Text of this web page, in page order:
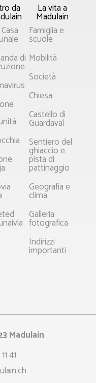
da
di
La vita a
Madulain
Famiglia e
scuole
Mobilità
Società
Chiesa
Castello di
Guardaval
Sentiero del
ghiaccio e
pista di
pattinaggio
Geografia e
clima
Galleria
fotografica
Indirizzi
importanti
Madulain
41